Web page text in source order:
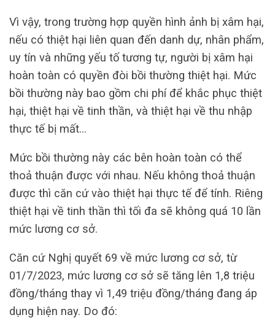
Vì vậy, trong trường hợp quyền hình ảnh bị xâm hại,
nếu có thiệt hại liên quan đến danh dự, nhân phẩm,
uy tín và những yếu tố tương tự, người bị xâm hại
hoàn toàn có quyền đòi bồi thường thiệt hại. Mức
bồi thường này bao gồm chi phí để khắc phục thiệt
hại, thiệt hại về tinh thần, và thiệt hại về thu nhập
thực tế bị mất…
Mức bồi thường này các bên hoàn toàn có thể
thoả thuận được với nhau. Nếu không thoả thuận
được thì căn cứ vào thiệt hại thực tế để tính. Riêng
thiệt hại về tinh thần thì tối đa sẽ không quá 10 lần
mức lương cơ sở.
Căn cứ Nghị quyết 69 về mức lương cơ sở, từ
01/7/2023, mức lương cơ sở sẽ tăng lên 1,8 triệu
đồng/tháng thay vì 1,49 triệu đồng/tháng đang áp
dụng hiện nay. Do đó: